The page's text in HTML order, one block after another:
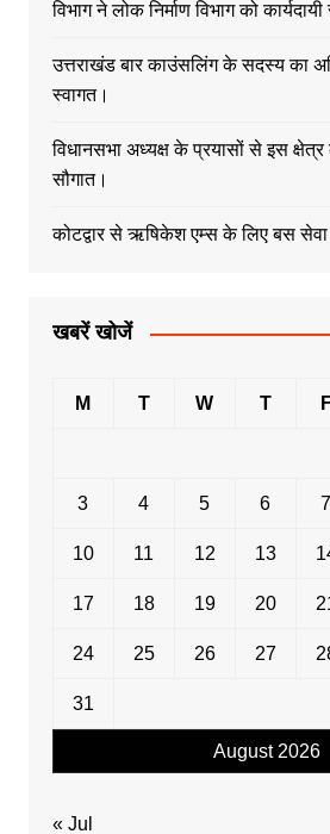
विभाग ने लोक निर्माण विभाग को
उत्तराखंड बार काउंसलिंग के सदस्य का
स्वागत।
विधानसभा अध्यक्ष के प्रयासों से इस क्षेत्र
सौगात।
कोटद्वार से ऋषिकेश एम्स के लिए बस सेवा
खबरें खोजें
August 2026
M T W T
3 4 5 6 7
10 11 12 13
17 18 19 20
24 25 26 27
31
« Jul